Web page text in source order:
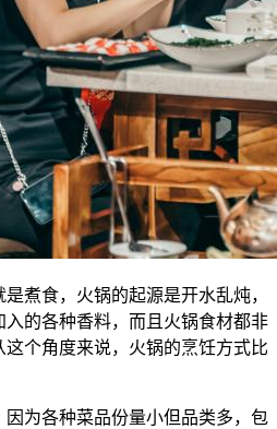
煮食，火锅的起源是开水乱炖，
的各种香料，而且火锅食材都非
个角度来说，火锅的烹饪方式比
为各种菜品份量小但品类多，包